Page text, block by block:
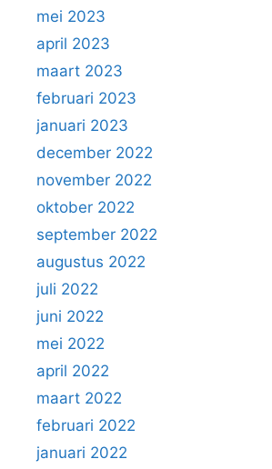
mei 2023
april 2023
maart 2023
februari 2023
januari 2023
december 2022
november 2022
oktober 2022
september 2022
augustus 2022
juli 2022
juni 2022
mei 2022
april 2022
maart 2022
februari 2022
januari 2022